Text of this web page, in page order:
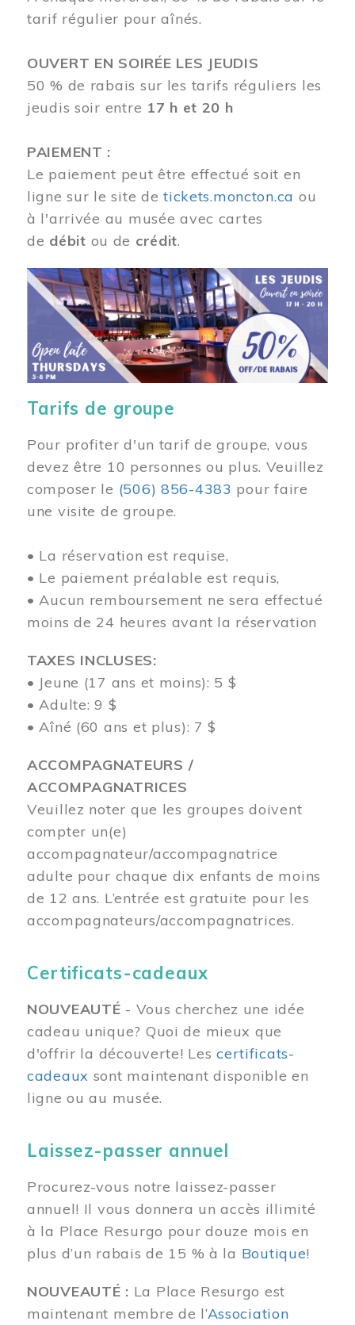
tarif régulier pour aînés.
OUVERT EN SOIRÉE LES JEUDIS
50 % de rabais sur les tarifs réguliers les
jeudis soir entre 17 h et 20 h
PAIEMENT :
Le paiement peut être effectué soit en
ligne sur le site detickets.moncton.ca ou
à l'arrivée au musée avec cartes
de débit ou de crédit.
Image
Tarifs de groupe
Pour profiter d'un tarif de groupe, vous
devez être 10 personnes ou plus. Veuillez
composer le (506) 856-4383 pour faire
une visite de groupe.
• La réservation est requise,
• Le paiement préalable est requis,
• Aucun remboursement ne sera effectué
moins de 24 heures avant la réservation
TAXES INCLUSES:
• Jeune (17 ans et moins): 5 $
• Adulte: 9 $
• Aîné (60 ans et plus): 7 $
ACCOMPAGNATEURS /
ACCOMPAGNATRICES
Veuillez noter que les groupes doivent
compter un(e)
accompagnateur/accompagnatrice
adulte pour chaque dix enfants de moins
de 12 ans. L’entrée est gratuite pour les
accompagnateurs/accompagnatrices.
Certificats-cadeaux
NOUVEAUTÉ - Vous cherchez une idée
cadeau unique? Quoi de mieux que
d'offrir la découverte! Lescertificats-
cadeaux sont maintenant disponible en
ligne ou au musée.
Laissez-passer annuel
Procurez-vous notre laissez-passer
annuel! Il vous donnera un accès illimité
à la Place Resurgo pour douze mois en
plus d’un rabais de 15 % à la Boutique!
NOUVEAUTÉ : La Place Resurgo est
maintenant membre de l’Association